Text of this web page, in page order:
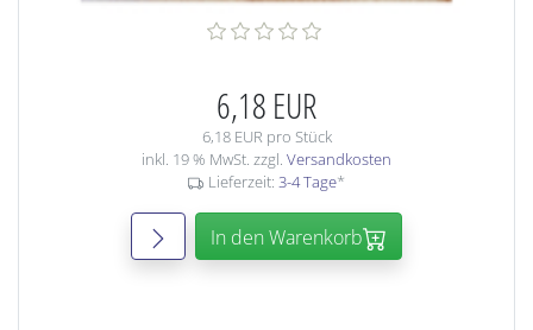
6,18 EUR
6,18 EUR pro Stück
inkl. 19 % MwSt. zzgl. Versandkosten
Lieferzeit: 3-4 Tage*
In den Warenkorb